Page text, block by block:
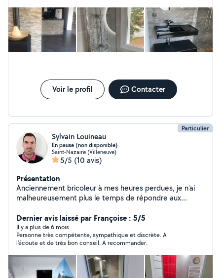
cuisiniste 5 jours plus tard... Cyrille ainsi que son collègue ont
répondu à ma demande rapidement et ont été plus que
réactifs! Ils ont fait un excellent travail et je suis ravie du
résultat. Sympathie, compétences,je recommande les yeux
fermés !
Voir le profil Contacter
Particulier
Sylvain Louineau
En pause (non disponible)
Saint-Nazaire (Villeneuve)
5/5 (10 avis)
Présentation
Anciennement bricoleur à mes heures perdues, je n'ai
malheureusement plus le temps de répondre aux
Dernier avis laissé par Françoise : 5/5
Il y a plus de 6 mois
Personne très compétente, sympathique et discrète. A
l'écoute et de très bon conseil. A recommander.